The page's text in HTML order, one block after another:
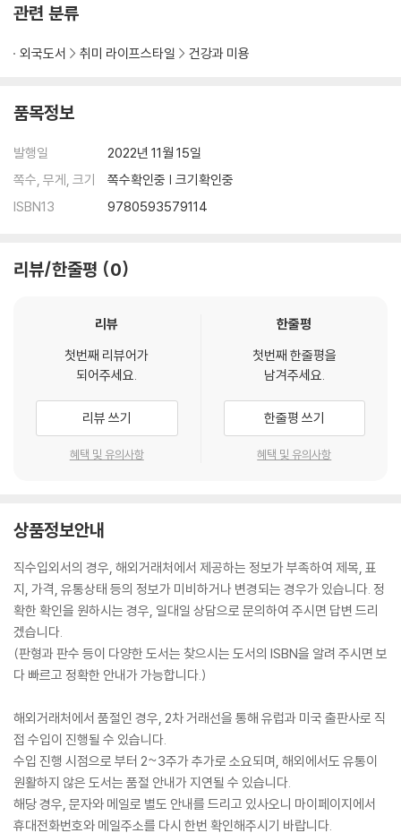
관련 분류
외국도서 취미 라이프스타일 건강과 미용
품목정보
발행일
2022년 11월 15일
쪽수, 무게, 크기
쪽수확인중 | 크기확인중
ISBN13
9780593579114
리뷰/한줄평 0
리뷰
첫번째 리뷰어가
되어주세요.
리뷰 쓰기
혜택 및 유의사항
한줄평
첫번째 한줄평을
남겨주세요.
한줄평 쓰기
혜택 및 유의사항
상품정보안내
직수입외서의 경우, 해외거래처에서 제공하는 정보가 부족하여 제목, 표
지, 가격, 유통상태 등의 정보가 미비하거나 변경되는 경우가 있습니다. 정
확한 확인을 원하시는 경우, 일대일 상담으로 문의하여 주시면 답변 드리
겠습니다.
(판형과 판수 등이 다양한 도서는 찾으시는 도서의 ISBN을 알려 주시면 보
다 빠르고 정확한 안내가 가능합니다.)
해외거래처에서 품절인 경우, 2차 거래선을 통해 유럽과 미국 출판사로 직
접 수입이 진행될 수 있습니다.
수입 진행 시점으로 부터 2~3주가 추가로 소요되며, 해외에서도 유통이
원활하지 않은 도서는 품절 안내가 지연될 수 있습니다.
해당 경우, 문자와 메일로 별도 안내를 드리고 있사오니 마이페이지에서
휴대전화번호와 메일주소를 다시 한번 확인해주시기 바랍니다.